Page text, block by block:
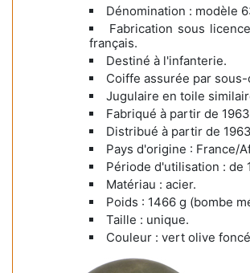
Dénomination : modèle
Fabrication sous
français.
Destiné à l'infanterie.
Coiffe assurée par
Jugulaire en toile
Fabriqué à partir de
Distribué à partir de
Pays d'origine : France/
Période d'utilisation : de
Matériau : acier.
Poids : 1466 g (bombe
Taille : unique.
Couleur : vert olive